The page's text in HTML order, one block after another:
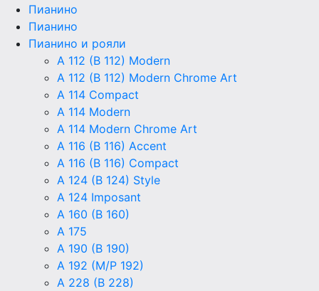
Пианино
Пианино
Пианино и рояли
A 112 (B 112) Modern
A 112 (B 112) Modern Chrome Art
A 114 Compact
A 114 Modern
A 114 Modern Chrome Art
A 116 (B 116) Accent
A 116 (B 116) Compact
A 124 (B 124) Style
A 124 Imposant
A 160 (B 160)
A 175
A 190 (B 190)
A 192 (M/P 192)
A 228 (B 228)